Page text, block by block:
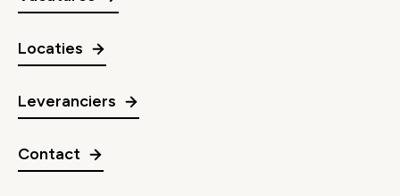
Locaties
Leveranciers
Contact